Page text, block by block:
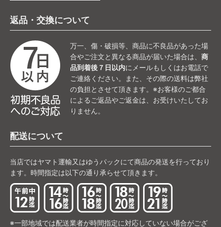
返品・交換について
万一、傷・破損等、商品に不良品があった場
合やご注文と異なる商品が届いた場合は、 商
品到着後７日以内にメールもしくはお電話で
ご連絡ください。また、その際の送料は弊社
の負担とさせて頂きます。※お客様のご都合
によるご返品やご返金は、お受けいたしてお
りません。
配送について
当店ではヤマト運輸又はゆうパックにて商品の発送を行っており
ます。時間指定は以下の通り承らせて頂きます。
※一部地域では配送業者が時間指定に対応していない場合がござ